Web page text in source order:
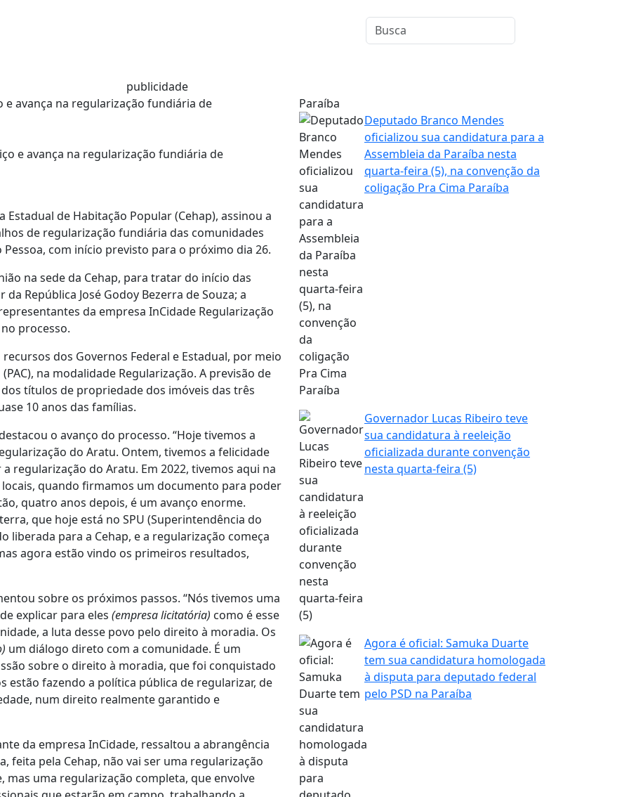
publicidade
avança na regularização fundiária de
de Habitação Popular (Cehap), assinou a
de regularização fundiária das comunidades
com início previsto para o próximo dia 26.
na sede da Cehap, para tratar do início das
República José Godoy Bezerra de Souza; a
da empresa InCidade Regularização
processo.
dos Governos Federal e Estadual, por meio
na modalidade Regularização. A previsão de
títulos de propriedade dos imóveis das três
10 anos das famílias.
o avanço do processo. “Hoje tivemos a
do Aratu. Ontem, tivemos a felicidade
regularização do Aratu. Em 2022, tivemos aqui na
quando firmamos um documento para poder
quatro anos depois, é um avanço enorme.
que hoje está no SPU (Superintendência do
liberada para a Cehap, e a regularização começa
agora estão vindo os primeiros resultados,
sobre os próximos passos. “Nós tivemos uma
explicar para eles (empresa licitatória) como é esse
a luta desse povo pelo direito à moradia. Os
um diálogo direto com a comunidade. É um
sobre o direito à moradia, que foi conquistado
estão fazendo a política pública de regularizar, de
num direito realmente garantido e
da empresa InCidade, ressaltou a abrangência
feita pela Cehap, não vai ser uma regularização
uma regularização completa, que envolve
Paraíba
Deputado Branco Mendes
oficializou sua candidatura para a
Assembleia da Paraíba nesta
quarta-feira (5), na convenção da
coligação Pra Cima Paraíba
Governador Lucas Ribeiro teve
sua candidatura à reeleição
oficializada durante convenção
nesta quarta-feira (5)
Agora é oficial: Samuka Duarte
tem sua candidatura homologada
à disputa para deputado federal
pelo PSD na Paraíba